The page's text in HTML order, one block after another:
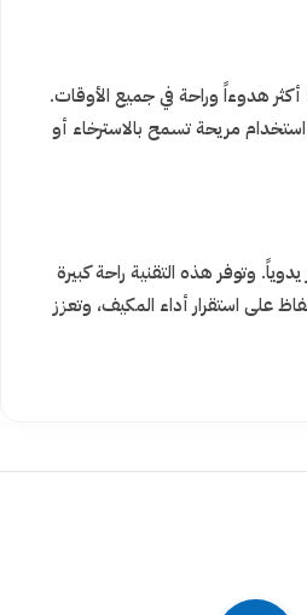
هدوءاً وراحة في جميع الأوقات.
مريحة تسمح بالاسترخاء أو
وتوفر هذه التقنية راحة كبيرة
على استقرار أداء المكيف، وتعزز